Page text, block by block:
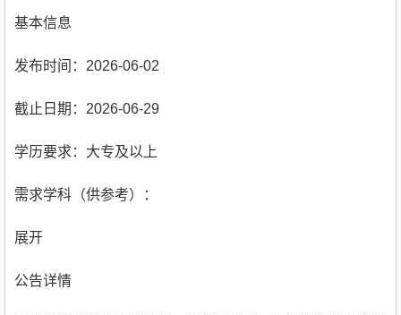
基本信息
发布时间：2026-06-02
截止日期：2026-06-29
学历要求：大专及以上
需求学科（供参考）：
展开
公告详情